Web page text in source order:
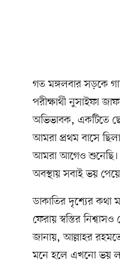
গত মঙ্গলবার সড়কে
পরীক্ষার্থী নুসাইফা
অভিভাবক, একটিতে
আমরা প্রথম বাসে
আমরা আগেও শুনেছি।
অবস্থায় সবাই ভয়
ডাকাতির দৃশ্যের কথা
ফেরায় স্বস্তির
জানায়, আল্লাহর
মনে হলে এখনো ভয়